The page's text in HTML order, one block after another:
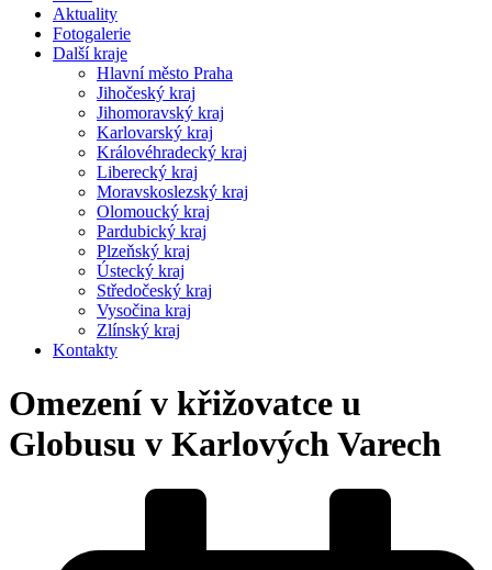
Aktuality
Fotogalerie
Další kraje
Hlavní město Praha
Jihočeský kraj
Jihomoravský kraj
Karlovarský kraj
Královéhradecký kraj
Liberecký kraj
Moravskoslezský kraj
Olomoucký kraj
Pardubický kraj
Plzeňský kraj
Ústecký kraj
Středočeský kraj
Vysočina kraj
Zlínský kraj
Kontakty
Omezení v křižovatce u
Globusu v Karlových Varech